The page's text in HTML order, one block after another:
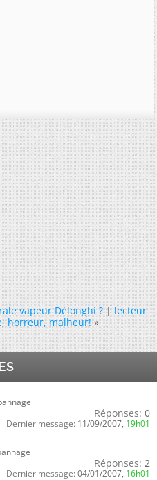
vapeur Délonghi ?|lecteur
horreur, malheur! »
Réponses: 0
Dernier message: 11/09/2007, 19h01
Réponses: 2
Dernier message: 04/01/2007, 16h01